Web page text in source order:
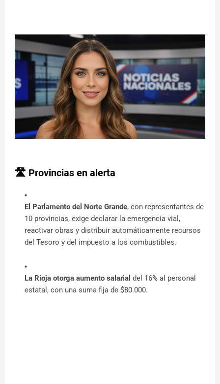
🛣️ Provincias en alerta
El Parlamento del Norte Grande, con representantes de
10 provincias, exige declarar la emergencia vial,
reactivar obras y distribuir automáticamente recursos
del Tesoro y del impuesto a los combustibles.
La Rioja otorga aumento salarial del 16% al personal
estatal, con una suma fija de $80.000.